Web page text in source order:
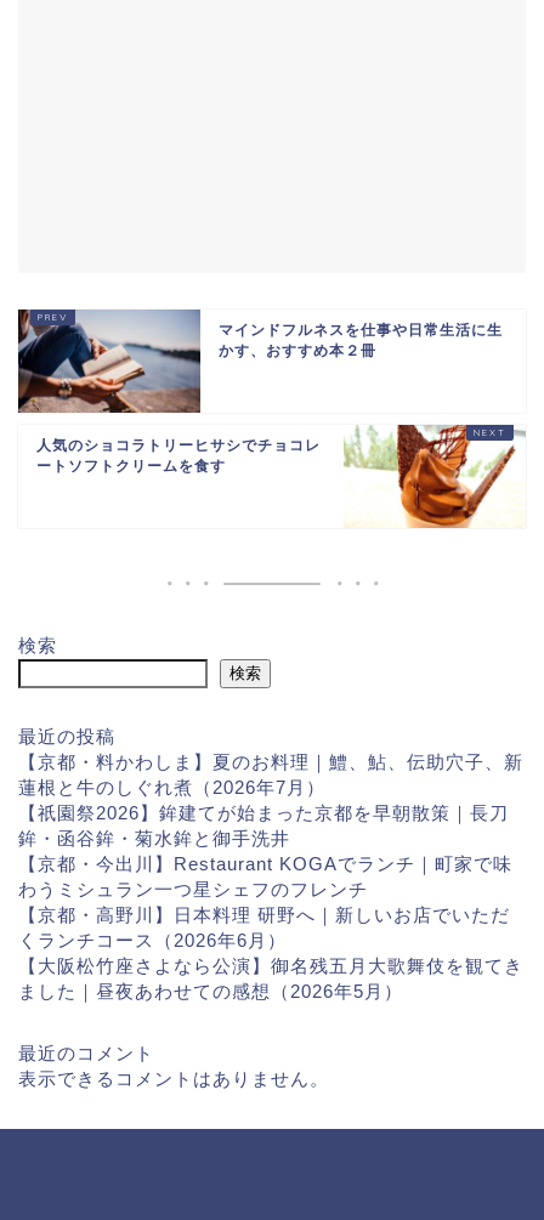
マインドフルネスを仕事や日常生活に生
かす、おすすめ本２冊
人気のショコラトリーヒサシでチョコレ
ートソフトクリームを食す
検索
検索
最近の投稿
【京都・料かわしま】夏のお料理｜鱧、鮎、伝助穴子、新
蓮根と牛のしぐれ煮（2026年7月）
【祇園祭2026】鉾建てが始まった京都を早朝散策｜長刀
鉾・函谷鉾・菊水鉾と御手洗井
【京都・今出川】Restaurant KOGAでランチ｜町家で味
わうミシュラン一つ星シェフのフレンチ
【京都・高野川】日本料理 研野へ｜新しいお店でいただ
くランチコース（2026年6月）
【大阪松竹座さよなら公演】御名残五月大歌舞伎を観てき
ました｜昼夜あわせての感想（2026年5月）
最近のコメント
表示できるコメントはありません。